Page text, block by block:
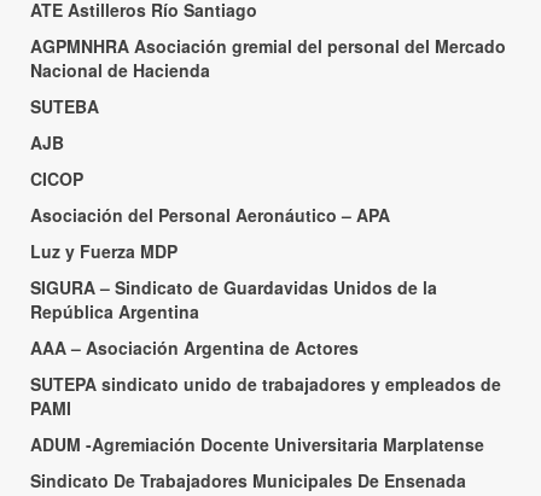
ATE Astilleros Río Santiago
AGPMNHRA Asociación gremial del personal del Mercado
Nacional de Hacienda
SUTEBA
AJB
CICOP
Asociación del Personal Aeronáutico – APA
Luz y Fuerza MDP
SIGURA – Sindicato de Guardavidas Unidos de la
República Argentina
AAA – Asociación Argentina de Actores
SUTEPA sindicato unido de trabajadores y empleados de
PAMI
ADUM -Agremiación Docente Universitaria Marplatense
Sindicato De Trabajadores Municipales De Ensenada